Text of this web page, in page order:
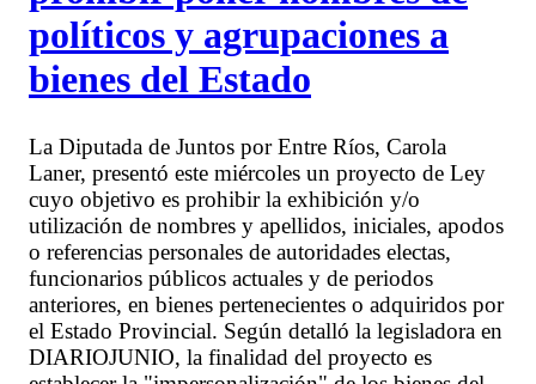
políticos y agrupaciones a
bienes del Estado
La Diputada de Juntos por Entre Ríos, Carola
Laner, presentó este miércoles un proyecto de Ley
cuyo objetivo es prohibir la exhibición y/o
utilización de nombres y apellidos, iniciales, apodos
o referencias personales de autoridades electas,
funcionarios públicos actuales y de periodos
anteriores, en bienes pertenecientes o adquiridos por
el Estado Provincial. Según detalló la legisladora en
DIARIOJUNIO, la finalidad del proyecto es